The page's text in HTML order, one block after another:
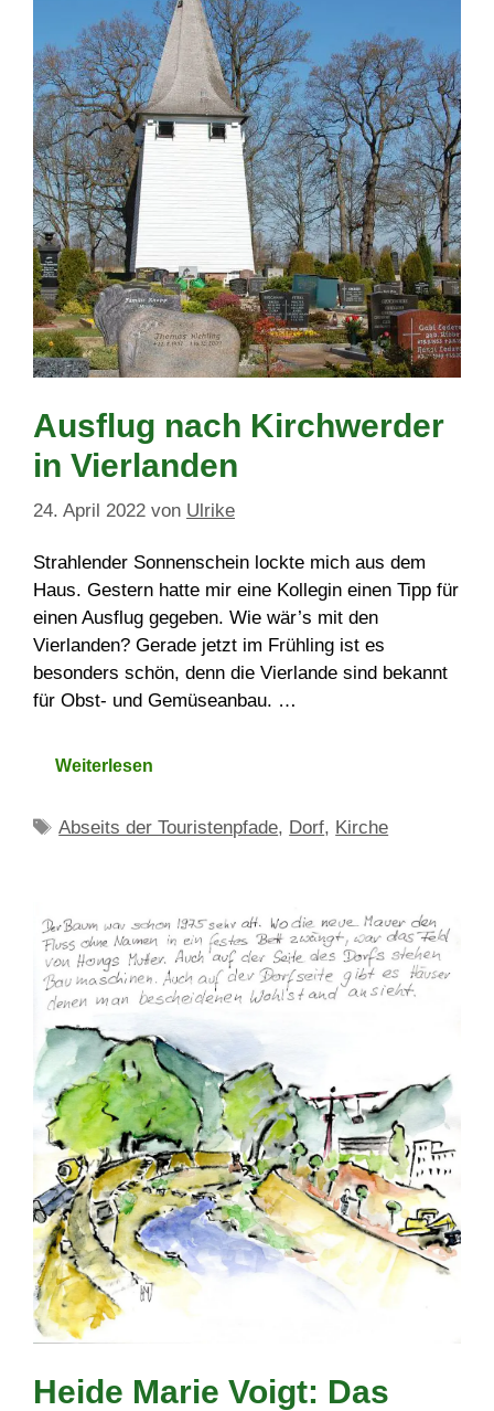
Ausflug nach Kirchwerder
in Vierlanden
24. April 2022 von Ulrike
Strahlender Sonnenschein lockte mich aus dem
Haus. Gestern hatte mir eine Kollegin einen Tipp für
einen Ausflug gegeben. Wie wär’s mit den
Vierlanden? Gerade jetzt im Frühling ist es
besonders schön, denn die Vierlande sind bekannt
für Obst- und Gemüseanbau. …
Weiterlesen
Schlagwörter
Abseits der Touristenpfade, Dorf, Kirche
Heide Marie Voigt: Das